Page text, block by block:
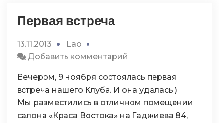
Первая встреча
13.11.2013
Lao
Добавить комментарий
встреча
Вечером, 9 ноября состоялась первая
встреча нашего Клуба. И она удалась )
Мы разместились в отличном помещении
салона «Краса Востока» на Гаджиева 84,